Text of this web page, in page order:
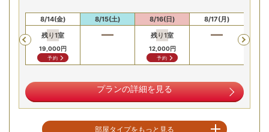
川治温泉の名湯を、広々とした大浴場と開放的な露天風呂で
心ゆくまで堪能。のどかな自然に囲まれた温泉で、日頃の喧
騒を忘れ、身体の芯から温まり、旅の疲れをじっくりと癒す
ことができます。
平方山を望む心落ち着く和風空間
Previous
8/14(金)
残り1室
19,000円
予約
8/15(土)
8/16(日)
残り1室
12,000円
予約
8/17(月)
プランの詳細を見る
部屋タイプをもっと見る